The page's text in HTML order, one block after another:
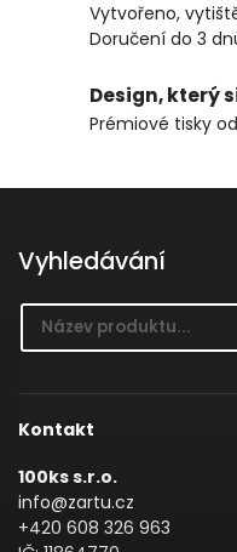
Vytvořeno,
Doručení do 3
Design, který
Prémiové tisky od
Vyhledávání
Kontakt
100ks s.r.o.
info@zartu.cz
+420 608 326 963